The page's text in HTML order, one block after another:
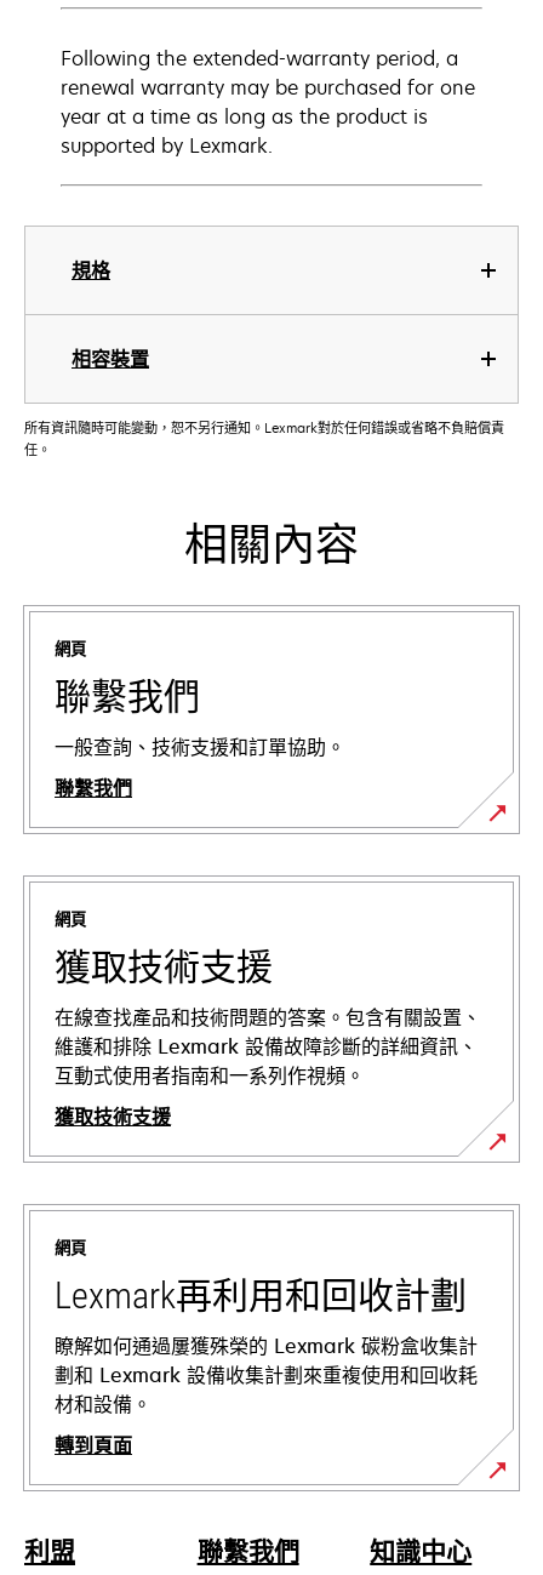
規格
相容裝置
Following the extended-warranty period, a
renewal warranty may be purchased for one
year at a time as long as the product is
supported by Lexmark.
所有資訊隨時可能變動，恕不另行通知。Lexmark對於任何錯誤或省略不負賠償責
任。
相關內容
網頁
聯繫我們
一般查詢、技術支援和訂單協助。
聯繫我們
網頁
獲取技術支援
在線查找產品和技術問題的答案。包含有關設置、
維護和排除 Lexmark 設備故障診斷的詳細資訊、
互動式使用者指南和一系列作視頻。
獲取技術支援
opens
in
new
tab
網頁
Lexmark再利用和回收計劃
瞭解如何通過屢獲殊榮的 Lexmark 碳粉盒收集計
劃和 Lexmark 設備收集計劃來重複使用和回收耗
材和設備。
轉到頁面
利盟 聯繫我們 知識中心